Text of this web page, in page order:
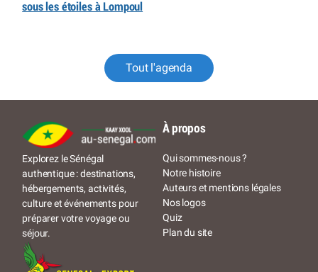
sous les étoiles à Lompoul
Tout l'agenda
Explorez le Sénégal
authentique : destinations,
hébergements, activités,
culture et événements pour
préparer votre voyage ou
séjour.
À propos
Qui sommes-nous ?
Notre histoire
Auteurs et mentions légales
Nos logos
Quiz
Plan du site